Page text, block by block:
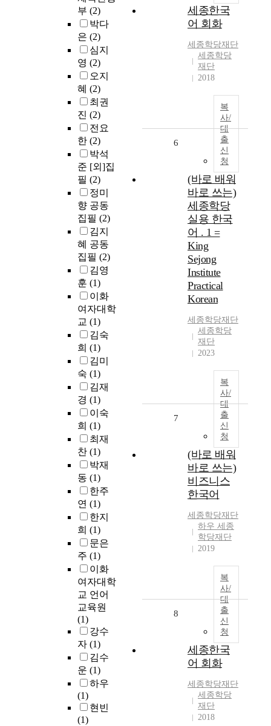
부 (2)
박다
은 (2)
심지
영 (2)
오지
혜 (2)
최권
진 (2)
전요
한 (2)
박석
준 [외]집
필 (2)
정미
향 공동
집필 (2)
김지
혜 공동
집필 (2)
김영
훈 (1)
이화
여자대학
교 (1)
김숙
희 (1)
김미
숙 (1)
김재
경 (1)
이숙
희 (1)
최재
찬 (1)
박재
동 (1)
한주
연 (1)
한지
희 (1)
문은
주 (1)
이화
여자대학
교 언어
교육원
(1)
강수
자 (1)
김수
운 (1)
하우
(1)
현빈
(1)
세종한국
어 회화
세종학당재단
세종학당
재단
2018
복
사/
대
출
신
청
6
(바로 배워
바로 쓰는)
세종학당
실용 한국
어 . 1 =
King
Sejong
Institute
Practical
Korean
세종학당재단
세종학당
재단
2023
복
사/
대
출
신
청
7
(바로 배워
바로 쓰는)
비즈니스
한국어
세종학당재단
하우 세종
학당재단
2019
복
사/
대
출
신
청
8
세종한국
어 회화
세종학당재단
세종학당
재단
2018